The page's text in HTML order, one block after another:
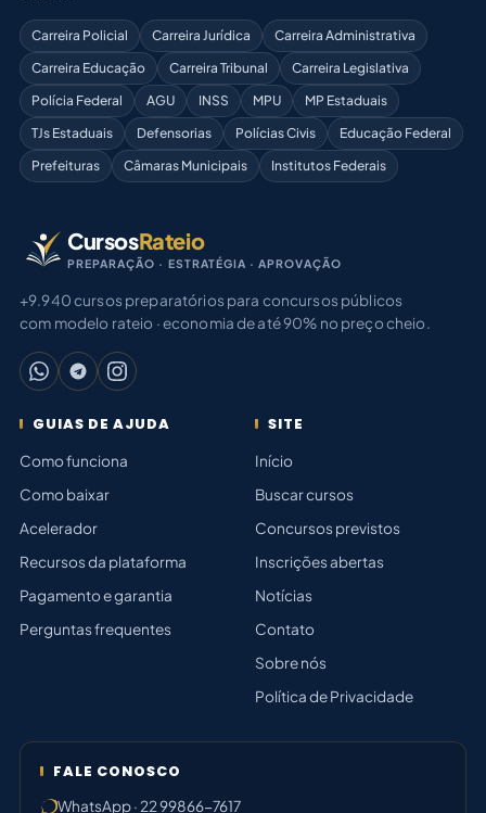
Carreira Policial Carreira Jurídica
Carreira Administrativa
Carreira Educação
Carreira Tribunal
Carreira Legislativa
Polícia Federal
AGU INSS MPU
MP Estaduais
TJs Estaduais
Defensorias Polícias Civis
Educação Federal
Prefeituras
Câmaras Municipais Institutos Federais
CursosRateio
PREPARAÇÃO · ESTRATÉGIA · APROVAÇÃO
+9.940 cursos preparatórios para concursos públicos
com modelo rateio · economia de até 90% no preço cheio.
GUIAS DE AJUDA
Como funciona
Como baixar
Acelerador
Recursos da plataforma
Pagamento e garantia
Perguntas frequentes
SITE
Início
Buscar cursos
Concursos previstos
Inscrições abertas
Notícias
Contato
Sobre nós
Política de Privacidade
FALE CONOSCO
WhatsApp · 22 99866-7617